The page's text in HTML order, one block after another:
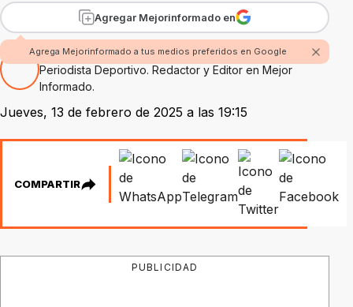
Agregar Mejorinformado en
Agrega Mejorinformado a tus medios preferidos en Google
Por Nicolás Alvarez
Periodista Deportivo. Redactor y Editor en Mejor
Informado.
Jueves, 13 de febrero de 2025 a las 19:15
COMPARTIR
PUBLICIDAD